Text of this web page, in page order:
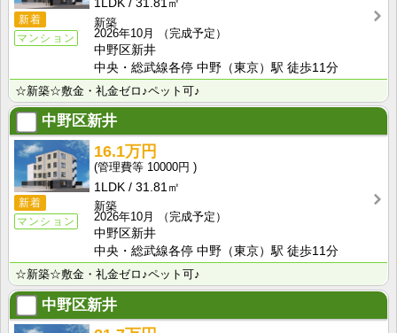
新着
マンション
1LDK
31.81㎡
新築
2026年10月
（完成予定）
中野区新井
中央・総武線各停 中野（東京）駅 徒歩11分
☆新築☆敷金・礼金ゼロ♪ペット可♪
中野区新井
新着
マンション
16.1万円
10000円
1LDK
31.81㎡
新築
2026年10月
（完成予定）
中野区新井
中央・総武線各停 中野（東京）駅 徒歩11分
☆新築☆敷金・礼金ゼロ♪ペット可♪
中野区新井